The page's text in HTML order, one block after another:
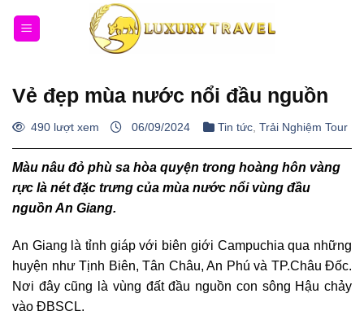
Vẻ đẹp mùa nước nổi đầu nguồn
490 lượt xem 06/09/2024 Tin tức Trải Nghiệm Tour
Màu nâu đỏ phù sa hòa quyện trong hoàng hôn vàng
rực là nét đặc trưng của mùa nước nổi vùng đầu
nguồn An Giang.
An Giang là tỉnh giáp với biên giới Campuchia qua những
huyện như Tịnh Biên, Tân Châu, An Phú và TP.Châu Đốc.
Nơi đây cũng là vùng đất đầu nguồn con sông Hậu chảy
vào ĐBSCL.